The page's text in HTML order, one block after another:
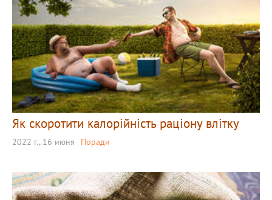
Як скоротити калорійність раціону влітку
2022 г., 16 июня Поради